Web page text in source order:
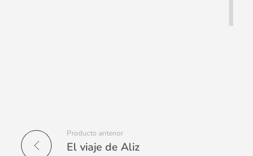
Producto anterior
El viaje de Aliz